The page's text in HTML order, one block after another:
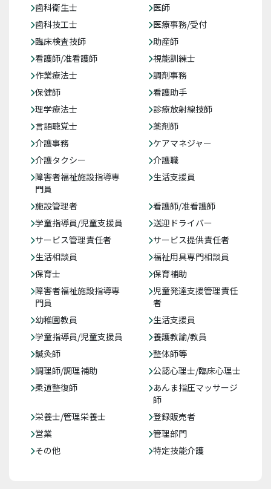
歯科衛生士
医師
歯科技工士
医療事務/受付
臨床検査技師
助産師
看護師/准看護師
視能訓練士
作業療法士
調剤事務
保健師
看護助手
理学療法士
診療放射線技師
言語聴覚士
薬剤師
介護事務
ケアマネジャー
介護タクシー
介護職
障害者福祉施設指導専
門員
生活支援員
施設管理者
看護師/准看護師
学童指導員/児童支援員
送迎ドライバー
サービス管理責任者
サービス提供責任者
生活相談員
福祉用具専門相談員
保育士
保育補助
障害者福祉施設指導専
門員
児童発達支援管理責任
者
幼稚園教員
生活支援員
学童指導員/児童支援員
養護教諭/教員
鍼灸師
整体師等
調理師/調理補助
公認心理士/臨床心理士
柔道整復師
あんま指圧マッサージ
師
栄養士/管理栄養士
登録販売者
営業
管理部門
その他
特定技能介護